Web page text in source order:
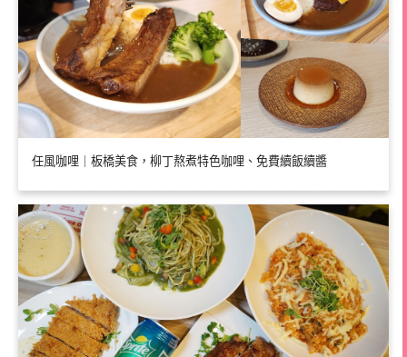
任風咖哩｜板橋美食，柳丁熬煮特色咖哩、免費續飯續醬